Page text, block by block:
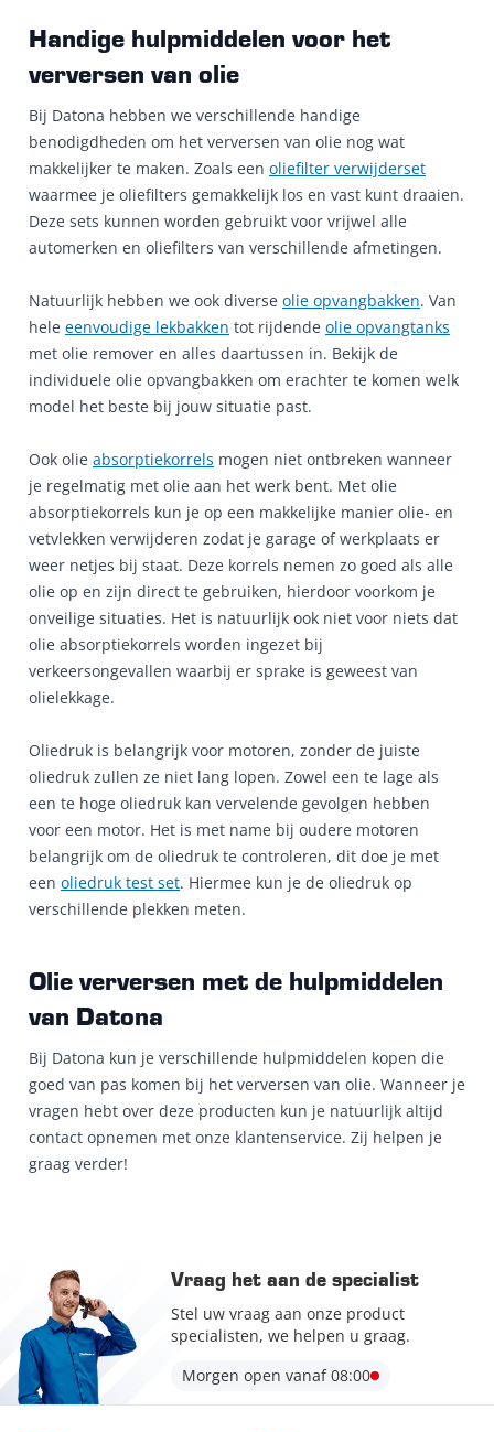
Handige hulpmiddelen voor het
verversen van olie
Bij Datona hebben we verschillende handige
benodigdheden om het verversen van olie nog wat
makkelijker te maken. Zoals een oliefilter verwijderset
waarmee je oliefilters gemakkelijk los en vast kunt draaien.
Deze sets kunnen worden gebruikt voor vrijwel alle
automerken en oliefilters van verschillende afmetingen.
Natuurlijk hebben we ook diverse olie opvangbakken. Van
hele eenvoudige lekbakken tot rijdende olie opvangtanks
met olie remover en alles daartussen in. Bekijk de
individuele olie opvangbakken om erachter te komen welk
model het beste bij jouw situatie past.
Ook olie absorptiekorrels mogen niet ontbreken wanneer
je regelmatig met olie aan het werk bent. Met olie
absorptiekorrels kun je op een makkelijke manier olie- en
vetvlekken verwijderen zodat je garage of werkplaats er
weer netjes bij staat. Deze korrels nemen zo goed als alle
olie op en zijn direct te gebruiken, hierdoor voorkom je
onveilige situaties. Het is natuurlijk ook niet voor niets dat
olie absorptiekorrels worden ingezet bij
verkeersongevallen waarbij er sprake is geweest van
olielekkage.
Oliedruk is belangrijk voor motoren, zonder de juiste
oliedruk zullen ze niet lang lopen. Zowel een te lage als
een te hoge oliedruk kan vervelende gevolgen hebben
voor een motor. Het is met name bij oudere motoren
belangrijk om de oliedruk te controleren, dit doe je met
een oliedruk test set. Hiermee kun je de oliedruk op
verschillende plekken meten.
Olie verversen met de hulpmiddelen
van Datona
Bij Datona kun je verschillende hulpmiddelen kopen die
goed van pas komen bij het verversen van olie. Wanneer je
vragen hebt over deze producten kun je natuurlijk altijd
contact opnemen met onze klantenservice. Zij helpen je
graag verder!
Vraag het aan de specialist
Stel uw vraag aan onze product
specialisten, we helpen u graag.
Morgen open vanaf 08:00